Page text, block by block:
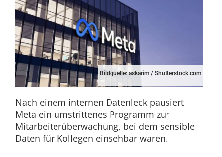
Bildquelle: askarim / Shutterstock.com
Nach einem internen Datenleck pausiert
Meta ein umstrittenes Programm zur
Mitarbeiterüberwachung, bei dem sensible
Daten für Kollegen einsehbar waren.